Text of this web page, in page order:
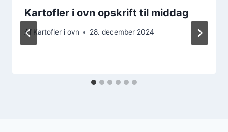
Kartofler i ovn opskrift til middag
Af Kartofler i ovn 28. december 2024